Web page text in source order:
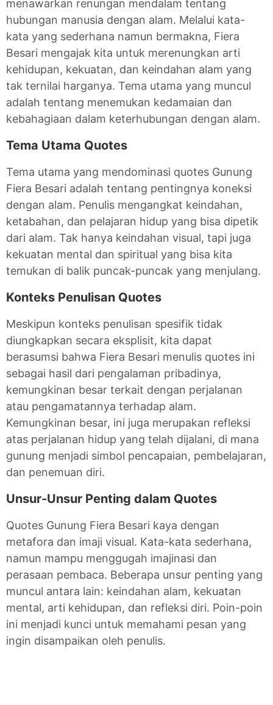
menawarkan renungan mendalam tentang
hubungan manusia dengan alam. Melalui kata-
kata yang sederhana namun bermakna, Fiera
Besari mengajak kita untuk merenungkan arti
kehidupan, kekuatan, dan keindahan alam yang
tak ternilai harganya. Tema utama yang muncul
adalah tentang menemukan kedamaian dan
kebahagiaan dalam keterhubungan dengan alam.
Tema Utama Quotes
Tema utama yang mendominasi quotes Gunung
Fiera Besari adalah tentang pentingnya koneksi
dengan alam. Penulis mengangkat keindahan,
ketabahan, dan pelajaran hidup yang bisa dipetik
dari alam. Tak hanya keindahan visual, tapi juga
kekuatan mental dan spiritual yang bisa kita
temukan di balik puncak-puncak yang menjulang.
Konteks Penulisan Quotes
Meskipun konteks penulisan spesifik tidak
diungkapkan secara eksplisit, kita dapat
berasumsi bahwa Fiera Besari menulis quotes ini
sebagai hasil dari pengalaman pribadinya,
kemungkinan besar terkait dengan perjalanan
atau pengamatannya terhadap alam.
Kemungkinan besar, ini juga merupakan refleksi
atas perjalanan hidup yang telah dijalani, di mana
gunung menjadi simbol pencapaian, pembelajaran,
dan penemuan diri.
Unsur-Unsur Penting dalam Quotes
Quotes Gunung Fiera Besari kaya dengan
metafora dan imaji visual. Kata-kata sederhana,
namun mampu menggugah imajinasi dan
perasaan pembaca. Beberapa unsur penting yang
muncul antara lain: keindahan alam, kekuatan
mental, arti kehidupan, dan refleksi diri. Poin-poin
ini menjadi kunci untuk memahami pesan yang
ingin disampaikan oleh penulis.